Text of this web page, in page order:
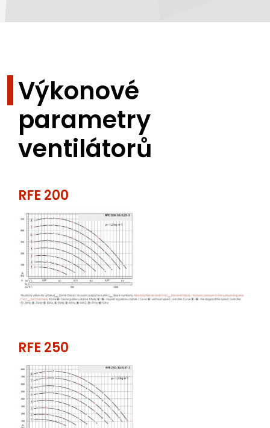
Výkonové
parametry
ventilátorů
RFE 200
RFE 250